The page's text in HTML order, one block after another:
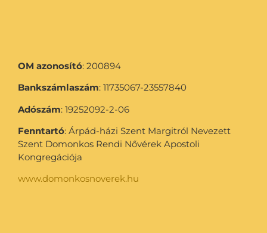
OM azonosító: 200894
Bankszámlaszám: 11735067-23557840
Adószám: 19252092-2-06
Fenntartó: Árpád-házi Szent Margitról Nevezett
Szent Domonkos Rendi Nővérek Apostoli
Kongregációja
www.domonkosnoverek.hu